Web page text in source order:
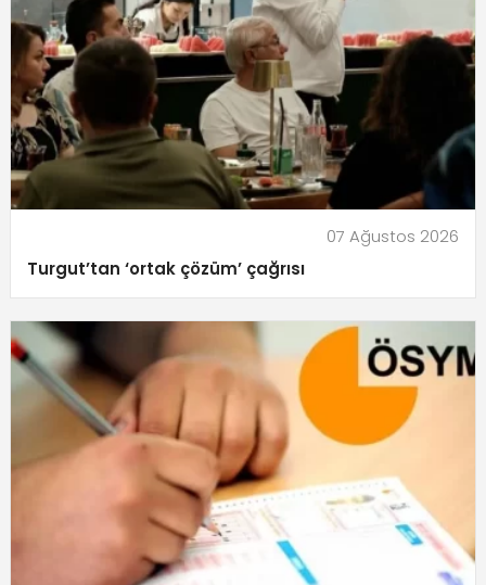
07 Ağustos 2026
Turgut’tan ‘ortak çözüm’ çağrısı